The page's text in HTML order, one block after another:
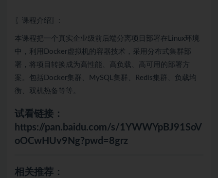
〖课程介绍〗:
本课程把一个真实企业级前后端分离项目部署在Linux环境
中，利用Docker虚拟机的容器技术，采用分布式集群部
署，将项目转换成为高性能、高负载、高可用的部署方
案。包括Docker集群、MySQL集群、Redis集群、负载均
衡、双机热备等等。
试看链接：
https://pan.baidu.com/s/1YWWYpBJ91SoV
oOCwHUv9Ng?pwd=8grz
相关推荐：